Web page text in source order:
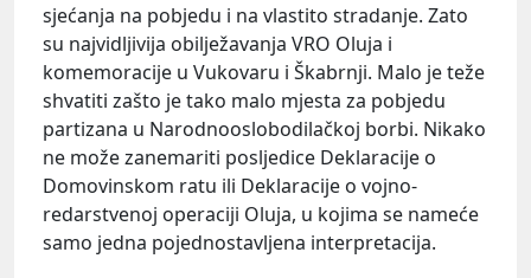
sjećanja na pobjedu i na vlastito stradanje. Zato
su najvidljivija obilježavanja VRO Oluja i
komemoracije u Vukovaru i Škabrnji. Malo je teže
shvatiti zašto je tako malo mjesta za pobjedu
partizana u Narodnooslobodilačkoj borbi. Nikako
ne može zanemariti posljedice Deklaracije o
Domovinskom ratu ili Deklaracije o vojno-
redarstvenoj operaciji Oluja, u kojima se nameće
samo jedna pojednostavljena interpretacija.